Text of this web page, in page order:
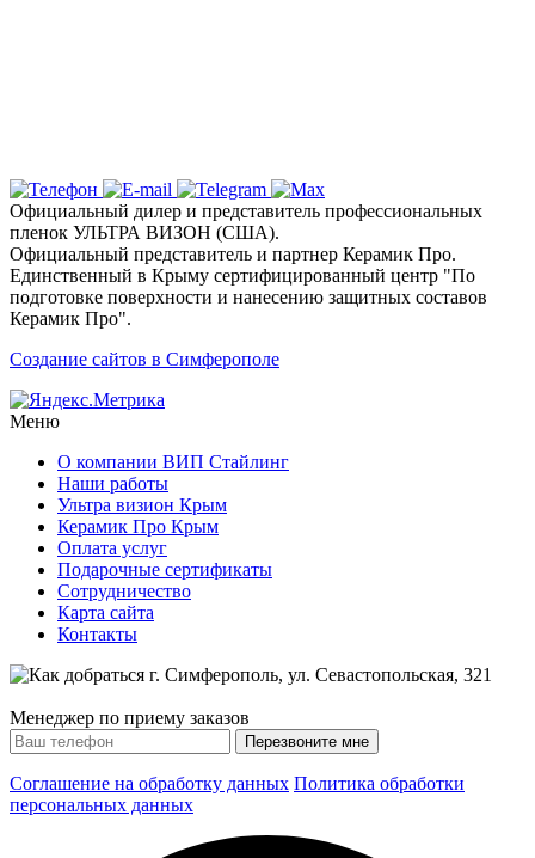
Официальный дилер и представитель профессиональных
пленок УЛЬТРА ВИЗОН (США).
Официальный представитель и партнер Керамик Про.
Единственный в Крыму сертифицированный центр "По
подготовке поверхности и нанесению защитных составов
Керамик Про".
Создание сайтов в Симферополе
Меню
О компании ВИП Стайлинг
Наши работы
Ультра визион Крым
Керамик Про Крым
Оплата услуг
Подарочные сертификаты
Сотрудничество
Карта сайта
Контакты
Менеджер по приему заказов
Соглашение на обработку данных Политика обработки
персональных данных